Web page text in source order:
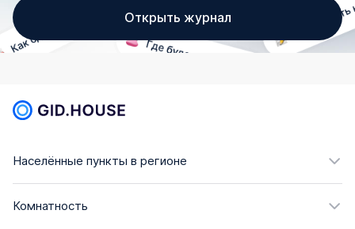
Открыть журнал
Населённые пункты в регионе
Комнатность